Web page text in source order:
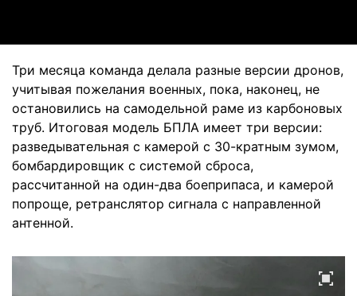
Три месяца команда делала разные версии дронов,
учитывая пожелания военных, пока, наконец, не
остановились на самодельной раме из карбоновых
труб. Итоговая модель БПЛА имеет три версии:
разведывательная с камерой с 30-кратным зумом,
бомбардировщик с системой сброса,
рассчитанной на один-два боеприпаса, и камерой
попроще, ретранслятор сигнала с направленной
антенной.